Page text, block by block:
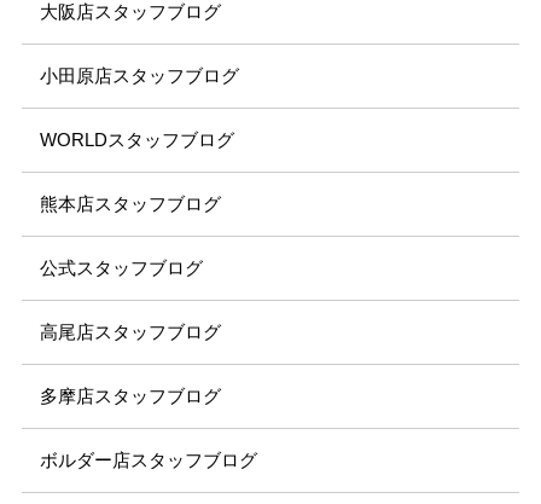
大阪店スタッフブログ
小田原店スタッフブログ
WORLDスタッフブログ
熊本店スタッフブログ
公式スタッフブログ
高尾店スタッフブログ
多摩店スタッフブログ
ボルダー店スタッフブログ